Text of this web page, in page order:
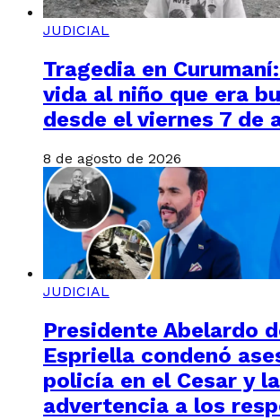
JUDICIAL
Tragedia en
vida al niño que era
desde el viernes 7 de
8 de agosto de 2026
JUDICIAL
Presidente Abelardo
Espriella condenó
policía en el Cesar y
advertencia a los